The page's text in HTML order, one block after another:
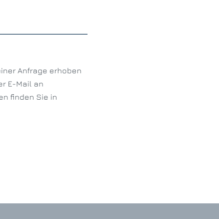
Anfrage erhoben
E-Mail an
finden Sie in